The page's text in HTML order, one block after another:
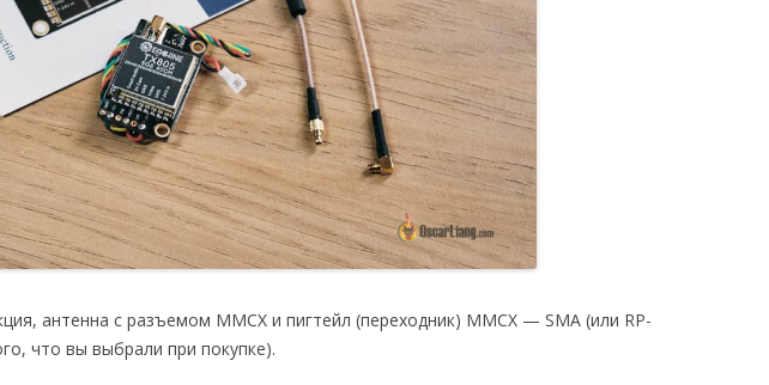
антенна с разъемом MMCX и пигтейл (переходник) MMCX — SMA (или RP-
что вы выбрали при покупке).